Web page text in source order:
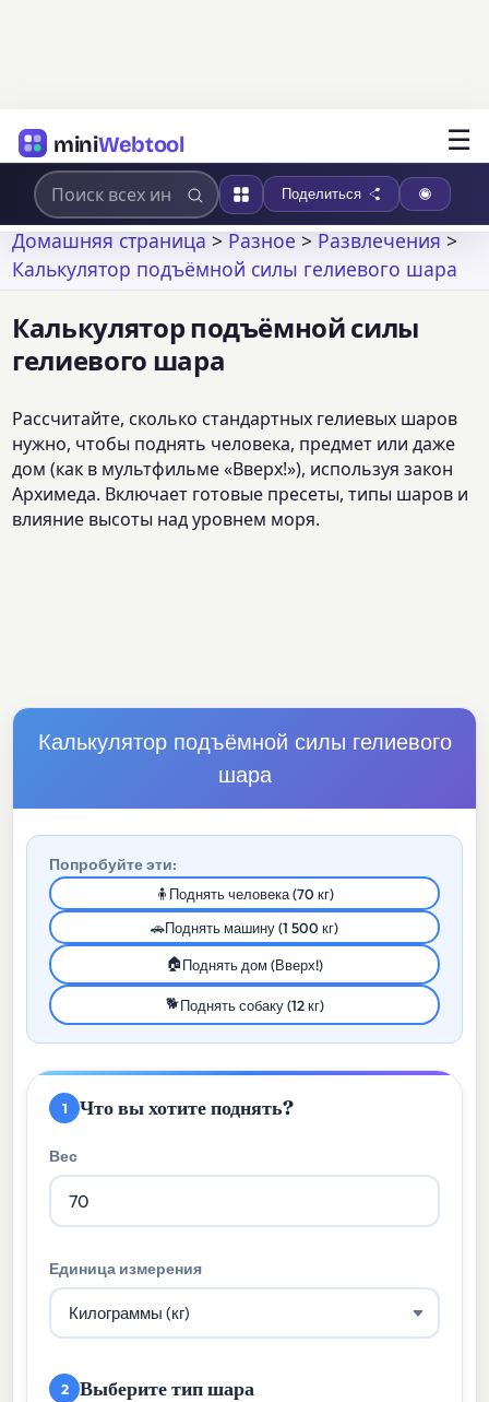
miniWebtool ☰
Поделиться
Домашняя страница>Разное>Развлечения>
Калькулятор подъёмной силы гелиевого шара
Калькулятор подъёмной силы
гелиевого шара
Рассчитайте, сколько стандартных гелиевых шаров
нужно, чтобы поднять человека, предмет или даже
дом (как в мультфильме «Вверх!»), используя закон
Архимеда. Включает готовые пресеты, типы шаров и
влияние высоты над уровнем моря.
Калькулятор подъёмной силы гелиевого
шара
Попробуйте эти:
🧍 Поднять человека (70 кг)
🚗Поднять машину (1 500 кг)
🏠Поднять дом (Вверх!)
🐕Поднять собаку (12 кг)
1 Что вы хотите поднять?
Вес
Единица измерения
2 Выберите тип шара